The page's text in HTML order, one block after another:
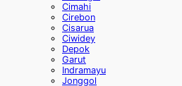
Cimahi
Cirebon
Cisarua
Ciwidey
Depok
Garut
Indramayu
Jonggol